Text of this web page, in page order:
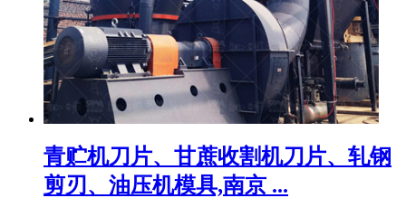
青贮机刀片、甘蔗收割机刀片、轧钢
剪刃、油压机模具,南京 ...